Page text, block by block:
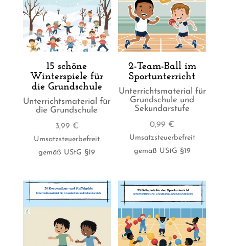
15 schöne
Winterspiele für
die Grundschule
Unterrichtsmaterial für
die Grundschule
3,99 €
Umsatzsteuerbefreit
gemäß UStG §19
2-Team-Ball im
Sportunterricht
Unterrichtsmaterial für
Grundschule und
Sekundarstufe
0,99 €
Umsatzsteuerbefreit
gemäß UStG §19